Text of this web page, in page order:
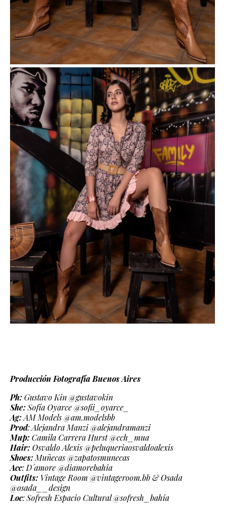
Producción Fotografía Buenos Aires
Ph:Gustavo Kin @gustavokin
She:Sofía Oyarce @sofii_oyarce_
Ag:AM Models @am.modelsbb
Prod: Alejandra Manzi @alejandramanzi
Mup:Camila Carrera Hurst @cch_mua
Hair:Osvaldo Alexis @peluqueriaosvaldoalexis
Shoes: Muñecas @zapatosmunecas
Acc: D´amore @diamorebahia
Outfits: Vintage Room @vintageroom.bb & Osada
@osada__design
Loc: Sofresh Espacio Cultural @sofresh_bahia